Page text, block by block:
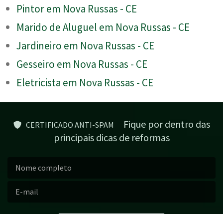
Pintor em Nova Russas - CE
Marido de Aluguel em Nova Russas - CE
Jardineiro em Nova Russas - CE
Gesseiro em Nova Russas - CE
Eletricista em Nova Russas - CE
CERTIFICADO ANTI-SPAM
Fique por dentro das
principais dicas de reformas